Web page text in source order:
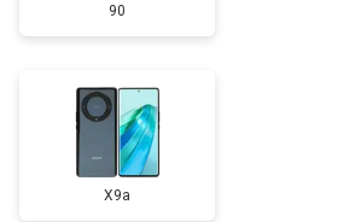
Заказать
Заказать
90
X9a